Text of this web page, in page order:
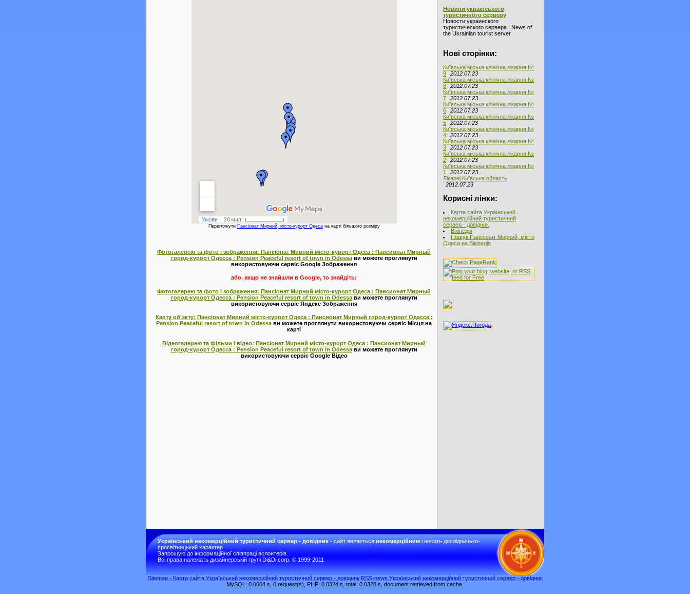
Новини українського
туристичного серверу
Новости украинского
туристического сервера : News of
the Ukrainian tourist server
Нові сторінки:
Київська міська клінічна лікарня №
9
2012.07.23
Київська міська клінічна лікарня №
8
2012.07.23
Київська міська клінічна лікарня №
7
2012.07.23
Київська міська клінічна лікарня №
6
2012.07.23
Київська міська клінічна лікарня №
5
2012.07.23
Київська міська клінічна лікарня №
4
2012.07.23
Київська міська клінічна лікарня №
3
2012.07.23
Київська міська клінічна лікарня №
2
2012.07.23
Київська міська клінічна лікарня №
1
2012.07.23
Лікарні Київська область
2012.07.23
Корисні лінки:
Карта сайта Український
некомерційний туристичний
сервер - довідник
Вікіпедія
Пошук Пансіонат Мирний, місто
Одеса на Вікіпедія
Переглянути Пансіонат Мирний, місто-курорт Одесана карті більшого розміру
Фотогалерею та фото і зображення: Пансіонат Мирний місто-курорт Одеса : Пансионат Мирный
город-курорт Одесса : Pension Peaceful resort of town in Odessaви можете проглянути
використовуючи сервіс Google Зображення
або, якщо не знайшли в Google, то знайдіть:
Фотогалерею та фото і зображення: Пансіонат Мирний місто-курорт Одеса : Пансионат Мирный
город-курорт Одесса : Pension Peaceful resort of town in Odessaви можете проглянути
використовуючи сервіс Яндекс Зображення
Карту об'экту: Пансіонат Мирний місто-курорт Одеса : Пансионат Мирный город-курорт Одесса :
Pension Peaceful resort of town in Odessaви можете проглянути використовуючи сервіс Місця на
карті
Відеогалерею та фільми і відео: Пансіонат Мирний місто-курорт Одеса : Пансионат Мирный
город-курорт Одесса : Pension Peaceful resort of town in Odessaви можете проглянути
використовуючи сервіс Google Відео
Український некомерційний туристичний сервер - довідник- сайт являєтьсянекомерційнимі носить дослідницько-
просвітницький характер.
Запрошую до інформаційної співпраці волонтерів.
Всі права належать дизайнерській групі Di&Di corp. © 1999-2011
Sitemap - Карта сайта Український некомерційний туристичний сервер - довідник RSS-news Український некомерційний туристичний сервер - довідник
MySQL: 0.0004 s, 0 request(s), PHP: 0.0324 s, total: 0.0328 s, document retrieved from cache.